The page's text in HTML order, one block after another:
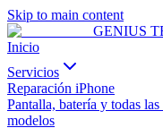
Skip to main content
GENIUS
Inicio
Servicios
Reparación iPhone
Pantalla, batería y todas
modelos